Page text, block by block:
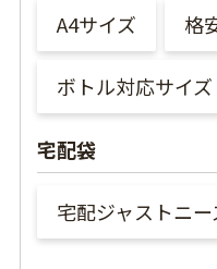
A4サイズ 格
ボトル対応サイズ
宅配袋
宅配ジャストニー